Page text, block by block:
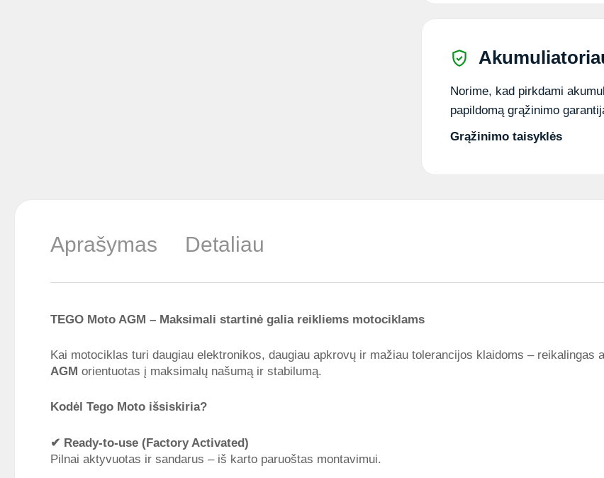
Norime, kad pirkdami
papildomą grąžinimo
Grąžinimo taisyklės
Aprašymas Detaliau
TEGO Moto AGM – Maksimali startinė galia reikliems motociklams
Kai motociklas turi daugiau elektronikos, daugiau apkrovų ir mažiau tolerancijos klaidoms – reikalingas
AGM orientuotas į maksimalų našumą ir stabilumą.
Kodėl Tego Moto išsiskiria?
✔ Ready-to-use (Factory Activated)
Pilnai aktyvuotas ir sandarus – iš karto paruoštas montavimui.